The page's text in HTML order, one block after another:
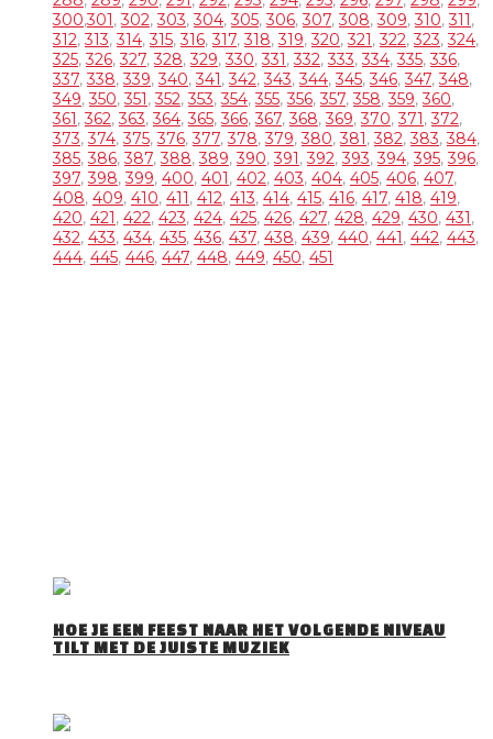
300,301,302,303,304,305,306,307,308,309,310,311,
312,313,314,315,316,317,318,319,320,321,322,323,324,
325,326,327,328,329,330,331,332,333,334,335,336,
337,338,339,340,341,342,343,344,345,346,347,348,
349,350,351,352,353,354,355,356,357,358,359,360,
361,362,363,364,365,366,367,368,369,370,371,372,
373,374,375,376,377,378,379,380,381,382,383,384,
385,386,387,388,389,390,391,392,393,394,395,396,
397,398,399, 400, 401, 402, 403, 404, 405, 406, 407,
408, 409, 410, 411, 412, 413, 414, 415, 416, 417, 418, 419,
420, 421, 422, 423, 424, 425, 426, 427, 428, 429, 430, 431,
432, 433, 434, 435, 436, 437, 438, 439, 440, 441, 442, 443,
444, 445, 446, 447, 448, 449, 450, 451
HOE JE EEN FEEST NAAR HET VOLGENDE NIVEAU
TILT MET DE JUISTE MUZIEK